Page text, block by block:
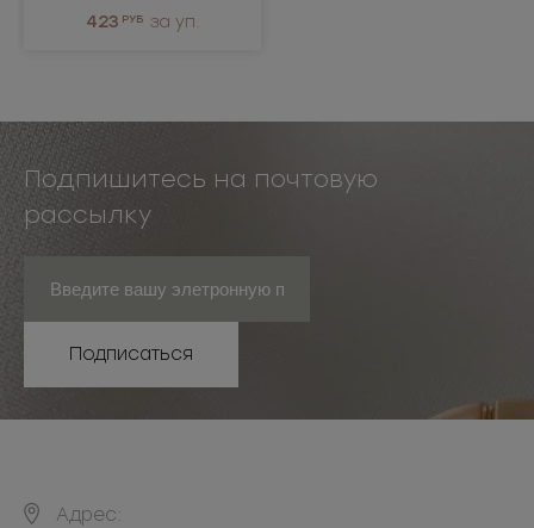
423 РУБ за уп.
Подпишитесь на почтовую
рассылку
Подписаться
Адрес: